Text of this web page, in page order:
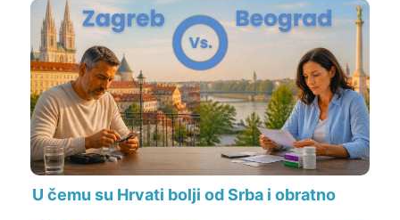
U čemu su Hrvati bolji od Srba i obratno